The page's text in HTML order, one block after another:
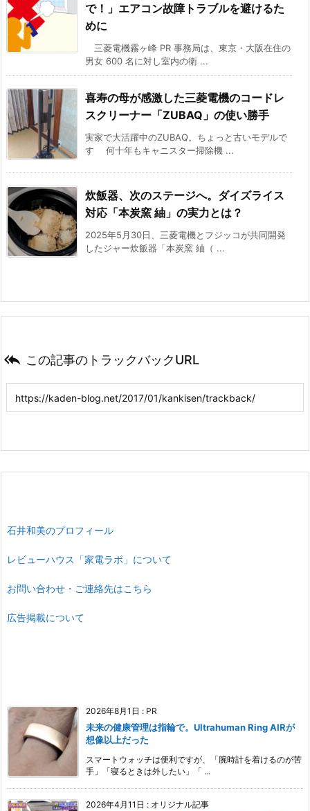
で！」エアコン故障トラブルを避けるた
めに
三菱電機霧ヶ峰 PR 事務局は、東京・大阪在住の
男女 600 名に対し室内の衛 ...
喜寿の母が感激した三菱電機のコードレ
スクリーナー「ZUBAQ」の使い勝手
実家で大活躍中のZUBAQ。ちょっと古いモデルで
す 何十年もキャニスター掃除機 ...
炊飯器、次のステージへ。ダイズライス
対応「本炭窯 紬」の実力とは？
2025年5月30日、三菱電機とフジッコが共同開発
したジャー炊飯器「本炭窯 紬（ ...
 この記事のトラックバックURL
石井和美のプロフィール
レビューハウス「家電ラボ」について
お問い合わせ・ご連絡先はこちら
広告掲載について
2026年8月1日 : PR
未来の健康管理は指輪で。Ultrahuman Ring AIRが
想像以上だった
スマートウォッチは便利ですが、「腕時計を着けるのが苦
手」「寝るときは外したい」「 ...
2026年4月11日 : オリジナル記事